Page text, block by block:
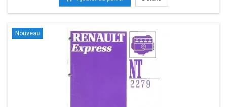
Nouveau